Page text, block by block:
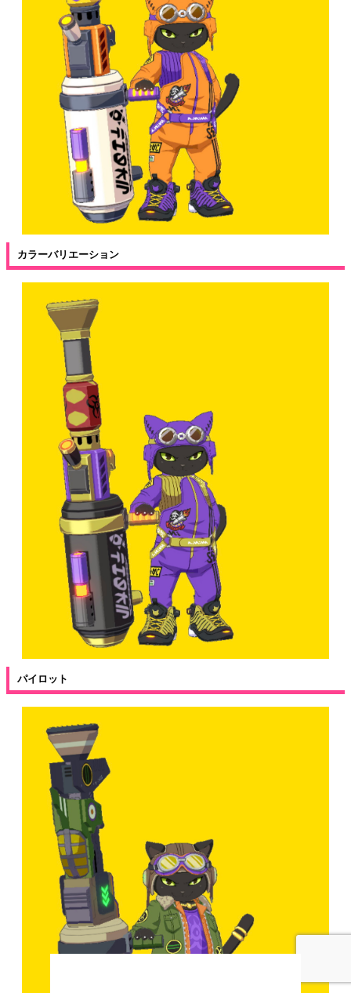
カラーバリエーション
パイロット